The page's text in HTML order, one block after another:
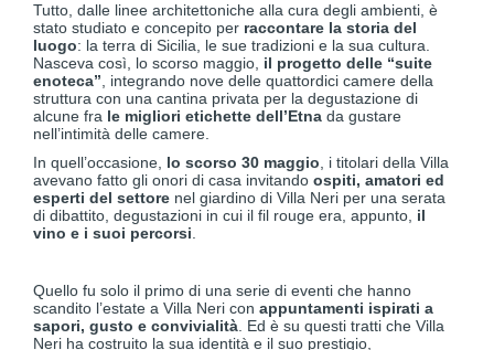
Tutto, dalle linee architettoniche alla cura degli ambienti, è
stato studiato e concepito per raccontare la storia del
luogo: la terra di Sicilia, le sue tradizioni e la sua cultura.
Nasceva così, lo scorso maggio, il progetto delle “suite
enoteca” , integrando nove delle quattordici camere della
struttura con una cantina privata per la degustazione di
alcune fra le migliori etichette dell’Etna da gustare
nell’intimità delle camere.
In quell’occasione, lo scorso 30 maggio , i titolari della Villa
avevano fatto gli onori di casa invitando ospiti, amatori ed
esperti del settore nel giardino di Villa Neri per una serata
di dibattito, degustazioni in cui il fil rouge era, appunto, il
vino e i suoi percorsi
Quello fu solo il primo di una serie di eventi che hanno
scandito l’estate a Villa Neri con appuntamenti ispirati a
sapori, gusto e convivialità . Ed è su questi tratti che Villa
Neri ha costruito la sua identità e il suo prestigio,